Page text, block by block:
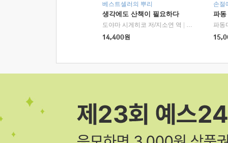
베스트셀러의 뿌리
생각에도 산책이 필요하다
도야마 시게히코 저/지소연 역
알에이치코리
14,400원
손절
파동
파동